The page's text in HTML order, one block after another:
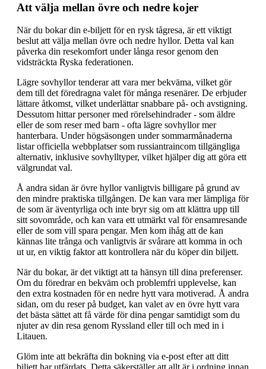
Att välja mellan övre och nedre kojer
När du bokar din e-biljett för en rysk tågresa, är ett viktigt
beslut att välja mellan övre och nedre hyllor. Detta val kan
påverka din resekomfort under långa resor genom den
vidsträckta Ryska federationen.
Lägre sovhyllor tenderar att vara mer bekväma, vilket gör
dem till det föredragna valet för många resenärer. De erbjuder
lättare åtkomst, vilket underlättar snabbare på- och avstigning.
Dessutom hittar personer med rörelsehindrader - som äldre
eller de som reser med barn - ofta lägre sovhyllor mer
hanterbara. Under högsäsongen under sommarmånaderna
listar officiella webbplatser som russiantraincom tillgängliga
alternativ, inklusive sovhylltyper, vilket hjälper dig att göra ett
välgrundat val.
Å andra sidan är övre hyllor vanligtvis billigare på grund av
den mindre praktiska tillgången. De kan vara mer lämpliga för
de som är äventyrliga och inte bryr sig om att klättra upp till
sitt sovområde, och kan vara ett utmärkt val för ensamresande
eller de som vill spara pengar. Men kom ihåg att de kan
kännas lite trånga och vanligtvis är svårare att komma in och
ut ur, en viktig faktor att kontrollera när du köper din biljett.
När du bokar, är det viktigt att ta hänsyn till dina preferenser.
Om du föredrar en bekväm och problemfri upplevelse, kan
den extra kostnaden för en nedre hytt vara motiverad. Å andra
sidan, om du reser på budget, kan valet av en övre hytt vara
det bästa sättet att få värde för dina pengar samtidigt som du
njuter av din resa genom Ryssland eller till och med in i
Litauen.
Glöm inte att bekräfta din bokning via e-post efter att ditt